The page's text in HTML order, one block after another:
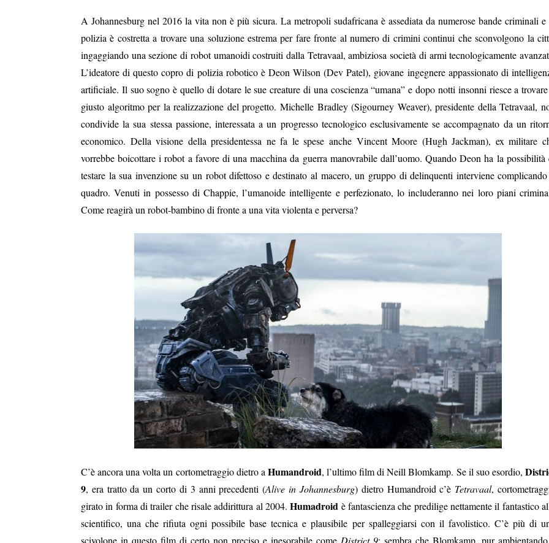
A Johannesburg nel 2016 la vita non è più sicura. La metropoli sudafricana è assediata da numerose bande criminali e
polizia è costretta a trovare una soluzione estrema per fare fronte al numero di crimini continui che sconvolgono la
ingaggiando una sezione di robot umanoidi costruiti dalla Tetravaal, ambiziosa società di armi tecnologicamente
L’ideatore di questo copro di polizia robotico è Deon Wilson (Dev Patel), giovane ingegnere appassionato di
artificiale. Il suo sogno è quello di dotare le sue creature di una coscienza “umana” e dopo notti insonni riesce a
giusto algoritmo per la realizzazione del progetto. Michelle Bradley (Sigourney Weaver), presidente della Tetravaal,
condivide la sua stessa passione, interessata a un progresso tecnologico esclusivamente se accompagnato da un
economico. Della visione della presidentessa ne fa le spese anche Vincent Moore (Hugh Jackman), ex militare
vorrebbe boicottare i robot a favore di una macchina da guerra manovrabile dall’uomo. Quando Deon ha la possibilità
testare la sua invenzione su un robot difettoso e destinato al macero, un gruppo di delinquenti interviene
quadro. Venuti in possesso di Chappie, l’umanoide intelligente e perfezionato, lo includeranno nei loro piani
Come reagirà un robot-bambino di fronte a una vita violenta e perversa?
C’è ancora una volta un cortometraggio dietro a Humandroid, l’ultimo film di Neill Blomkamp. Se il suo esordio,
9, era tratto da un corto di 3 anni precedenti (Alive in Johannesburg) dietro Humandroid c’è Tetravaal,
girato in forma di trailer che risale addirittura al 2004.Humadroid è fantascienza che predilige nettamente il fantastico
scientifico, una che rifiuta ogni possibile base tecnica e plausibile per spalleggiarsi con il favolistico. C’è più di
scivolone in questo film di certo non preciso e inesorabile come District 9: sembra che Blomkamp, pur